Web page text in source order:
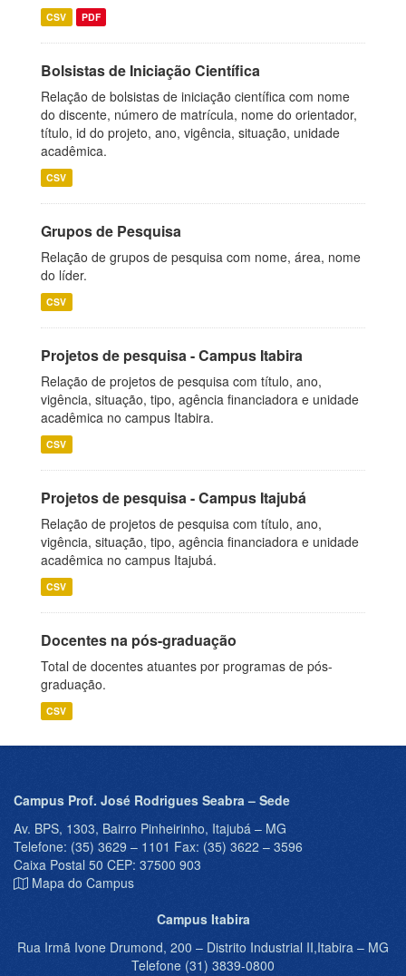
CSV PDF
Bolsistas de Iniciação Científica
Relação de bolsistas de iniciação científica com nome
do discente, número de matrícula, nome do orientador,
título, id do projeto, ano, vigência, situação, unidade
acadêmica.
CSV
Grupos de Pesquisa
Relação de grupos de pesquisa com nome, área, nome
do líder.
CSV
Projetos de pesquisa - Campus Itabira
Relação de projetos de pesquisa com título, ano,
vigência, situação, tipo, agência financiadora e unidade
acadêmica no campus Itabira.
CSV
Projetos de pesquisa - Campus Itajubá
Relação de projetos de pesquisa com título, ano,
vigência, situação, tipo, agência financiadora e unidade
acadêmica no campus Itajubá.
CSV
Docentes na pós-graduação
Total de docentes atuantes por programas de pós-
graduação.
CSV
Campus Prof. José Rodrigues Seabra – Sede
Av. BPS, 1303, Bairro Pinheirinho, Itajubá – MG
Telefone: (35) 3629 – 1101 Fax: (35) 3622 – 3596
Caixa Postal 50 CEP: 37500 903
Mapa do Campus
Campus Itabira
Rua Irmã Ivone Drumond, 200 – Distrito Industrial II,Itabira – MG
Telefone (31) 3839-0800